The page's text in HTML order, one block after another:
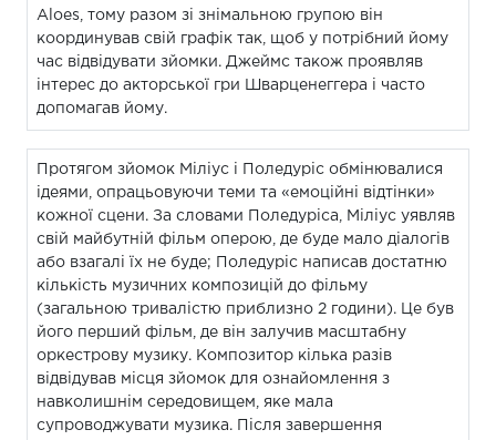
Aloes, тому разом зі знімальною групою він
координував свій графік так, щоб у потрібний йому
час відвідувати зйомки. Джеймс також проявляв
інтерес до акторської гри Шварценеггера і часто
допомагав йому.
Протягом зйомок Міліус і Поледуріс обмінювалися
ідеями, опрацьовуючи теми та «емоційні відтінки»
кожної сцени. За словами Поледуріса, Міліус уявляв
свій майбутній фільм оперою, де буде мало діалогів
або взагалі їх не буде; Поледуріс написав достатню
кількість музичних композицій до фільму
(загальною тривалістю приблизно 2 години). Це був
його перший фільм, де він залучив масштабну
оркестрову музику. Композитор кілька разів
відвідував місця зйомок для ознайомлення з
навколишнім середовищем, яке мала
супроводжувати музика. Після завершення